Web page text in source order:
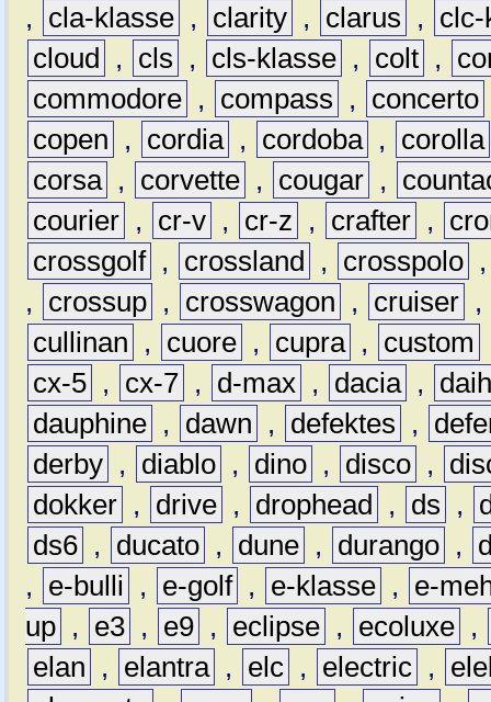
,
cla-klasse , clarity , clarus ,
clc-
cloud
, cls , cls-klasse , colt ,
commodore , compass , concerto
copen
, cordia , cordoba ,
corolla
corsa , corvette , cougar ,
courier , cr-v , cr-z , crafter ,
crossgolf , crossland , crosspolo
,
crossup , crosswagon , cruiser ,
cullinan
, cuore , cupra , custom
cx-5 , cx-7 , d-max , dacia ,
dauphine , dawn , defektes ,
derby , diablo , dino , disco ,
dokker , drive , drophead , ds ,
ds6 , ducato , dune , durango ,
,
e-bulli , e-golf , e-klasse ,
e-
up , e3 , e9 , eclipse , ecoluxe ,
elan
, elantra , elc , electric ,